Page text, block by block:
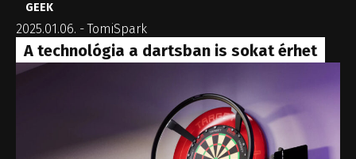
GEEK
2025.01.06. -TomiSpark
A technológia a dartsban is sokat érhet